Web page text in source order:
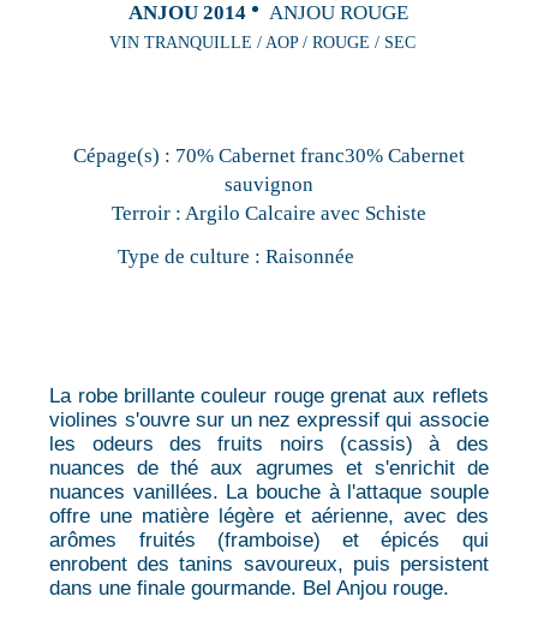
ANJOU 2014 ANJOU ROUGE
VIN TRANQUILLE / AOP / ROUGE / SEC
Cépage(s) : 70% Cabernet franc30% Cabernet
sauvignon
Terroir : Argilo Calcaire avec Schiste
Type de culture : Raisonnée
La robe brillante couleur rouge grenat aux reflets
violines s'ouvre sur un nez expressif qui associe
les odeurs des fruits noirs (cassis) à des
nuances de thé aux agrumes et s'enrichit de
nuances vanillées. La bouche à l'attaque souple
offre une matière légère et aérienne, avec des
arômes fruités (framboise) et épicés qui
enrobent des tanins savoureux, puis persistent
dans une finale gourmande. Bel Anjou rouge.